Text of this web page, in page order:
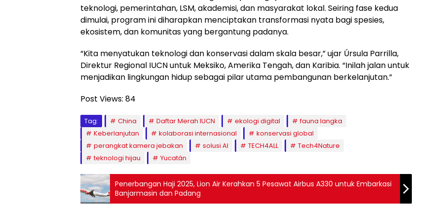
teknologi, pemerintahan, LSM, akademisi, dan masyarakat lokal. Seiring fase kedua
dimulai, program ini diharapkan menciptakan transformasi nyata bagi spesies,
ekosistem, dan komunitas yang bergantung padanya.
“Kita menyatukan teknologi dan konservasi dalam skala besar,” ujar Úrsula Parrilla,
Direktur Regional IUCN untuk Meksiko, Amerika Tengah, dan Karibia. “Inilah jalan untuk
menjadikan lingkungan hidup sebagai pilar utama pembangunan berkelanjutan.”
Post Views: 84
Tag: China Daftar Merah IUCN ekologi digital
fauna langka
Keberlanjutan
kolaborasi internasional
konservasi global
perangkat kamera jebakan
solusi AI TECH4ALL
Tech4Nature
teknologi hijau
Yucatán
Penerbangan Haji 2025, Lion Air Kerahkan 5 Pesawat Airbus A330 untuk Embarkasi
Banjarmasin dan Padang